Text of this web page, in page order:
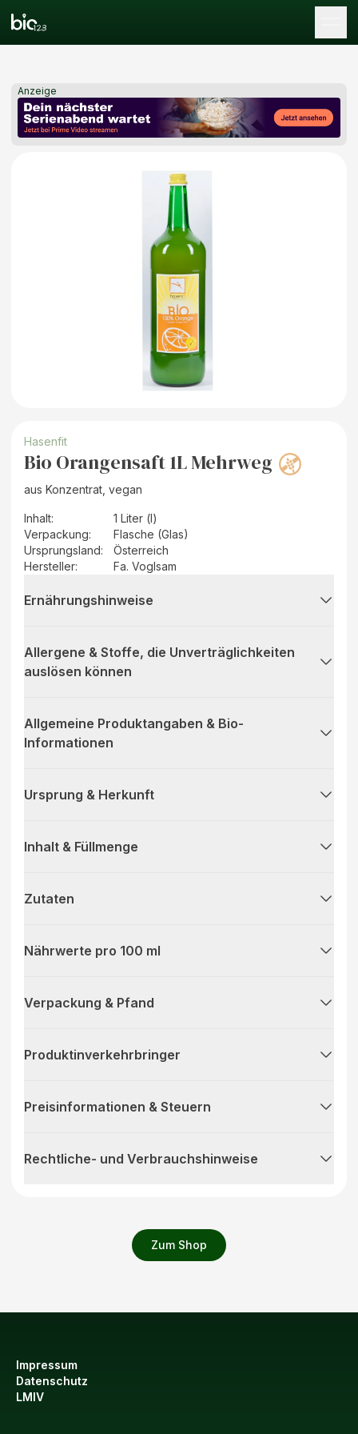
Anzeige
Zum Shop
Hasenfit
Bio Orangensaft 1L Mehrweg
aus Konzentrat, vegan
Inhalt:
1 Liter (l)
Verpackung:
Flasche (Glas)
Ursprungsland:
Österreich
Hersteller: Fa. Voglsam
Ernährungshinweise
Allergene & Stoffe, die Unverträglichkeiten
auslösen können
Allgemeine Produktangaben & Bio-
Informationen
Ursprung & Herkunft
Inhalt & Füllmenge
Zutaten
Nährwerte pro 100 ml
Verpackung & Pfand
Produktinverkehrbringer
Preisinformationen & Steuern
Rechtliche- und Verbrauchshinweise
Impressum
Datenschutz
LMIV